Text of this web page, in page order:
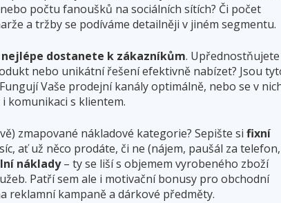
počtu fanoušků na sociálních sítích? Či počet
a tržby se podíváme detailněji v jiném segmentu.
nejlépe dostanete k zákazníkům. Upřednostňujete
nebo unikátní řešení efektivně nabízet? Jsou
Vaše prodejní kanály optimálně, nebo se v
komunikaci s klientem.
zmapované nákladové kategorie? Sepište si fixní
ať už něco prodáte, či ne (nájem, paušál za telefon,
náklady– ty se liší s objemem vyrobeného zboží
Patří sem ale i motivační bonusy pro obchodní
reklamní kampaně a dárkové předměty.